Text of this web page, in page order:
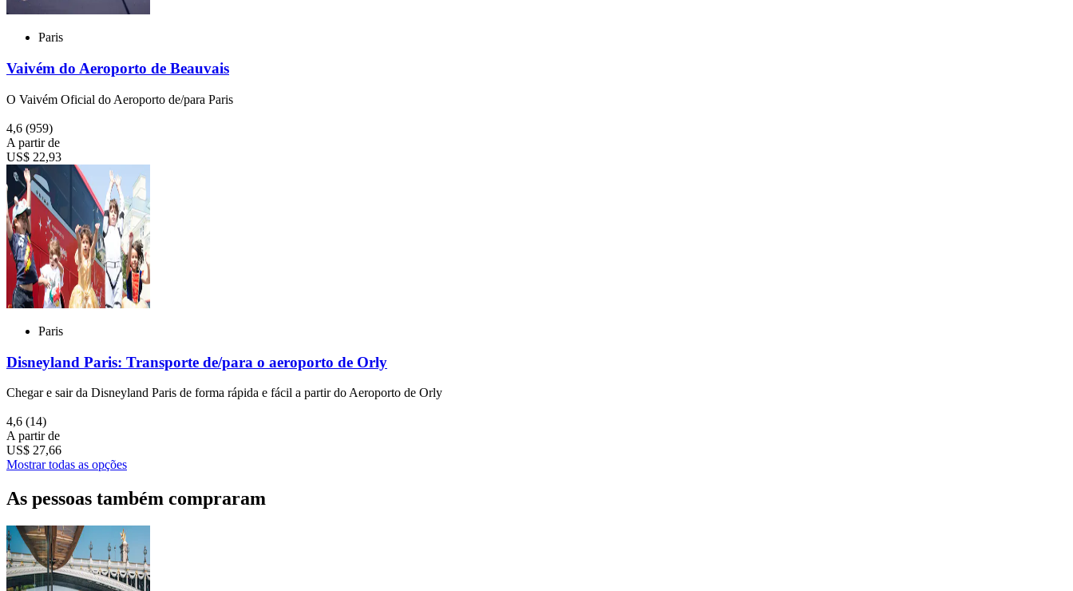
Paris
Vaivém do Aeroporto de Beauvais
O Vaivém Oficial do Aeroporto de/para Paris
4,6 (959)
A partir de
US$ 22,93
Paris
Disneyland Paris: Transporte de/para o aeroporto de Orly
Chegar e sair da Disneyland Paris de forma rápida e fácil a partir do Aeroporto de Orly
4,6 (14)
A partir de
US$ 27,66
Mostrar todas as opções
As pessoas também compraram